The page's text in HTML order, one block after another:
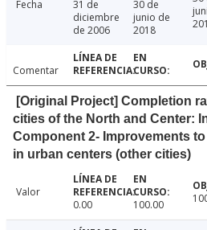
Fecha
31 de
diciembre
de 2006
30 de
junio de
2018
Comentar
[Original Project] Completion
cities of the North and Center:
Component 2- Improvements
in urban centers (other cities)
Valor
0.00
100.00